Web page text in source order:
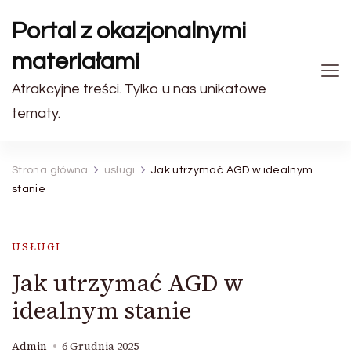
Portal z okazjonalnymi
materiałami
Atrakcyjne treści. Tylko u nas unikatowe
tematy.
Strona główna usługi
Jak utrzymać AGD w idealnym
stanie
USŁUGI
Jak utrzymać AGD w
idealnym stanie
Admin 6 Grudnia 2025